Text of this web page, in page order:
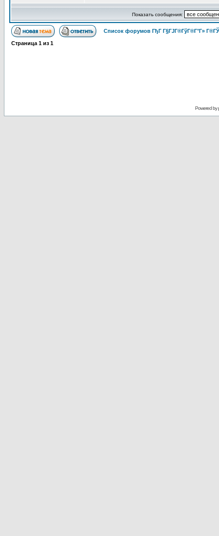
Показать сообщения:
Список форумов ГђГ Г§ГЈГ®ГўГ®Г°Г»
Страница 1 из 1
Powered by